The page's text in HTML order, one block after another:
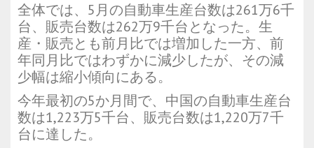
全体では、5月の自動車生産台数は261万6千
台、販売台数は262万9千台となった。生
産・販売とも前月比では増加した一方、前
年同月比ではわずかに減少したが、その減
少幅は縮小傾向にある。
今年最初の5か月間で、中国の自動車生産台
数は1,223万5千台、販売台数は1,220万7千
台に達した。